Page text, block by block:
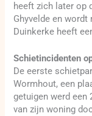
heeft zich later op
Ghyvelde en
Duinkerke heeft
Schietincidenten
De eerste
Wormhout, een
getuigen werd een
van zijn woning